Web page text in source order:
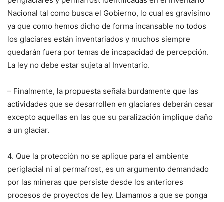
Nacional tal como busca el Gobierno, lo cual es gravísimo
ya que como hemos dicho de forma incansable no todos
los glaciares están inventariados y muchos siempre
quedarán fuera por temas de incapacidad de percepción.
La ley no debe estar sujeta al Inventario.
– Finalmente, la propuesta señala burdamente que las
actividades que se desarrollen en glaciares deberán cesar
excepto aquellas en las que su paralización implique daño
a un glaciar.
4. Que la protección no se aplique para el ambiente
periglacial ni al permafrost, es un argumento demandado
por las mineras que persiste desde los anteriores
procesos de proyectos de ley. Llamamos a que se ponga